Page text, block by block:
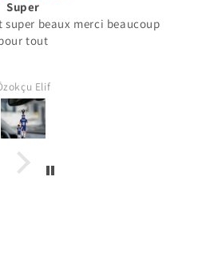
Super
beaux merci beaucoup
tout
Elif